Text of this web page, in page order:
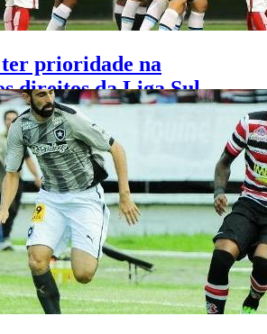
prioridade na
direitos da Liga Sul-